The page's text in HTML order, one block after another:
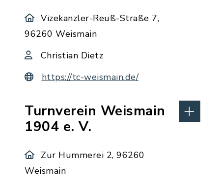
Vizekanzler-Reuß-Straße 7,
96260 Weismain
Christian Dietz
https://tc-weismain.de/
Turnverein Weismain
1904 e. V.
Zur Hummerei 2, 96260
Weismain